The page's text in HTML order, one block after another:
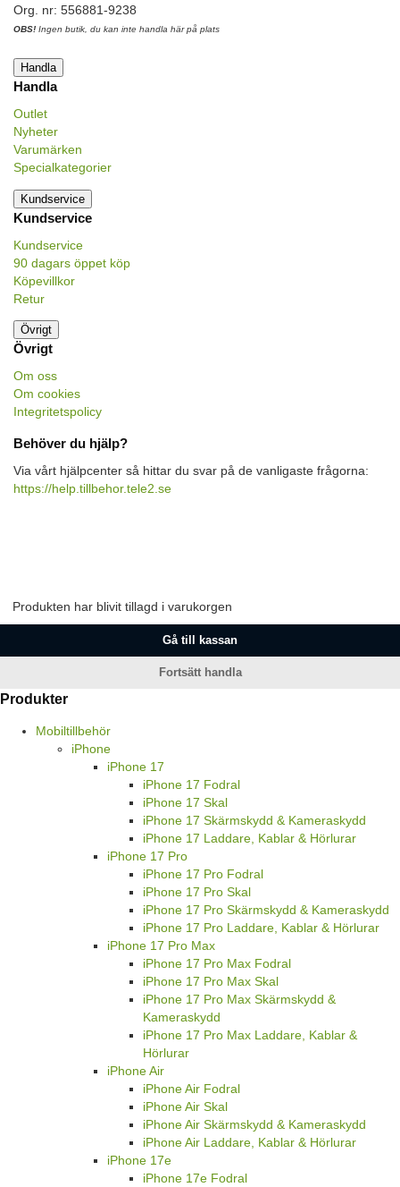
Org. nr: 556881-9238
OBS! Ingen butik, du kan inte handla här på plats
Handla
Handla
Outlet
Nyheter
Varumärken
Specialkategorier
Kundservice
Kundservice
Kundservice
90 dagars öppet köp
Köpevillkor
Retur
Övrigt
Övrigt
Om oss
Om cookies
Integritetspolicy
Behöver du hjälp?
Via vårt hjälpcenter så hittar du svar på de vanligaste frågorna:
https://help.tillbehor.tele2.se
Produkten har blivit tillagd i varukorgen
Gå till kassan
Fortsätt handla
Produkter
Mobiltillbehör
iPhone
iPhone 17
iPhone 17 Fodral
iPhone 17 Skal
iPhone 17 Skärmskydd & Kameraskydd
iPhone 17 Laddare, Kablar & Hörlurar
iPhone 17 Pro
iPhone 17 Pro Fodral
iPhone 17 Pro Skal
iPhone 17 Pro Skärmskydd & Kameraskydd
iPhone 17 Pro Laddare, Kablar & Hörlurar
iPhone 17 Pro Max
iPhone 17 Pro Max Fodral
iPhone 17 Pro Max Skal
iPhone 17 Pro Max Skärmskydd &
Kameraskydd
iPhone 17 Pro Max Laddare, Kablar &
Hörlurar
iPhone Air
iPhone Air Fodral
iPhone Air Skal
iPhone Air Skärmskydd & Kameraskydd
iPhone Air Laddare, Kablar & Hörlurar
iPhone 17e
iPhone 17e Fodral